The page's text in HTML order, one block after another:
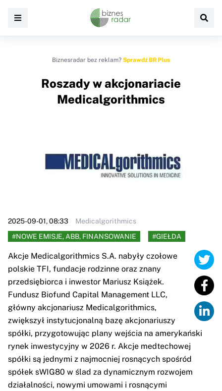
Biznesradar bez reklam? Sprawdź BR Plus
Roszady w akcjonariacie
Medicalgorithmics
2025-09-01, 08:33
Medicalgorithmics
#NOWE EMISJE, ABB, FINANSOWANIE
#GIEŁDA
Akcje Medicalgorithmics S.A. nabyły czołowe
polskie TFI, fundacje rodzinne oraz znany
przedsiębiorca i inwestor Mariusz Książek.
Fundusz Biofund Capital Management LLC,
główny akcjonariusz Medicalgorithmics,
zwiększył instytucjonalną bazę akcjonariuszy
spółki, przygotowując plany wejścia na amerykański
rynek inwestycyjny w 2026 r. Akcje medtechowej
spółki są jednymi z najmocniej rosnących spośród
spółek sWIG80 w ślad za dynamicznym rozwojem
działalności, nowymi umowami i rosnącymi